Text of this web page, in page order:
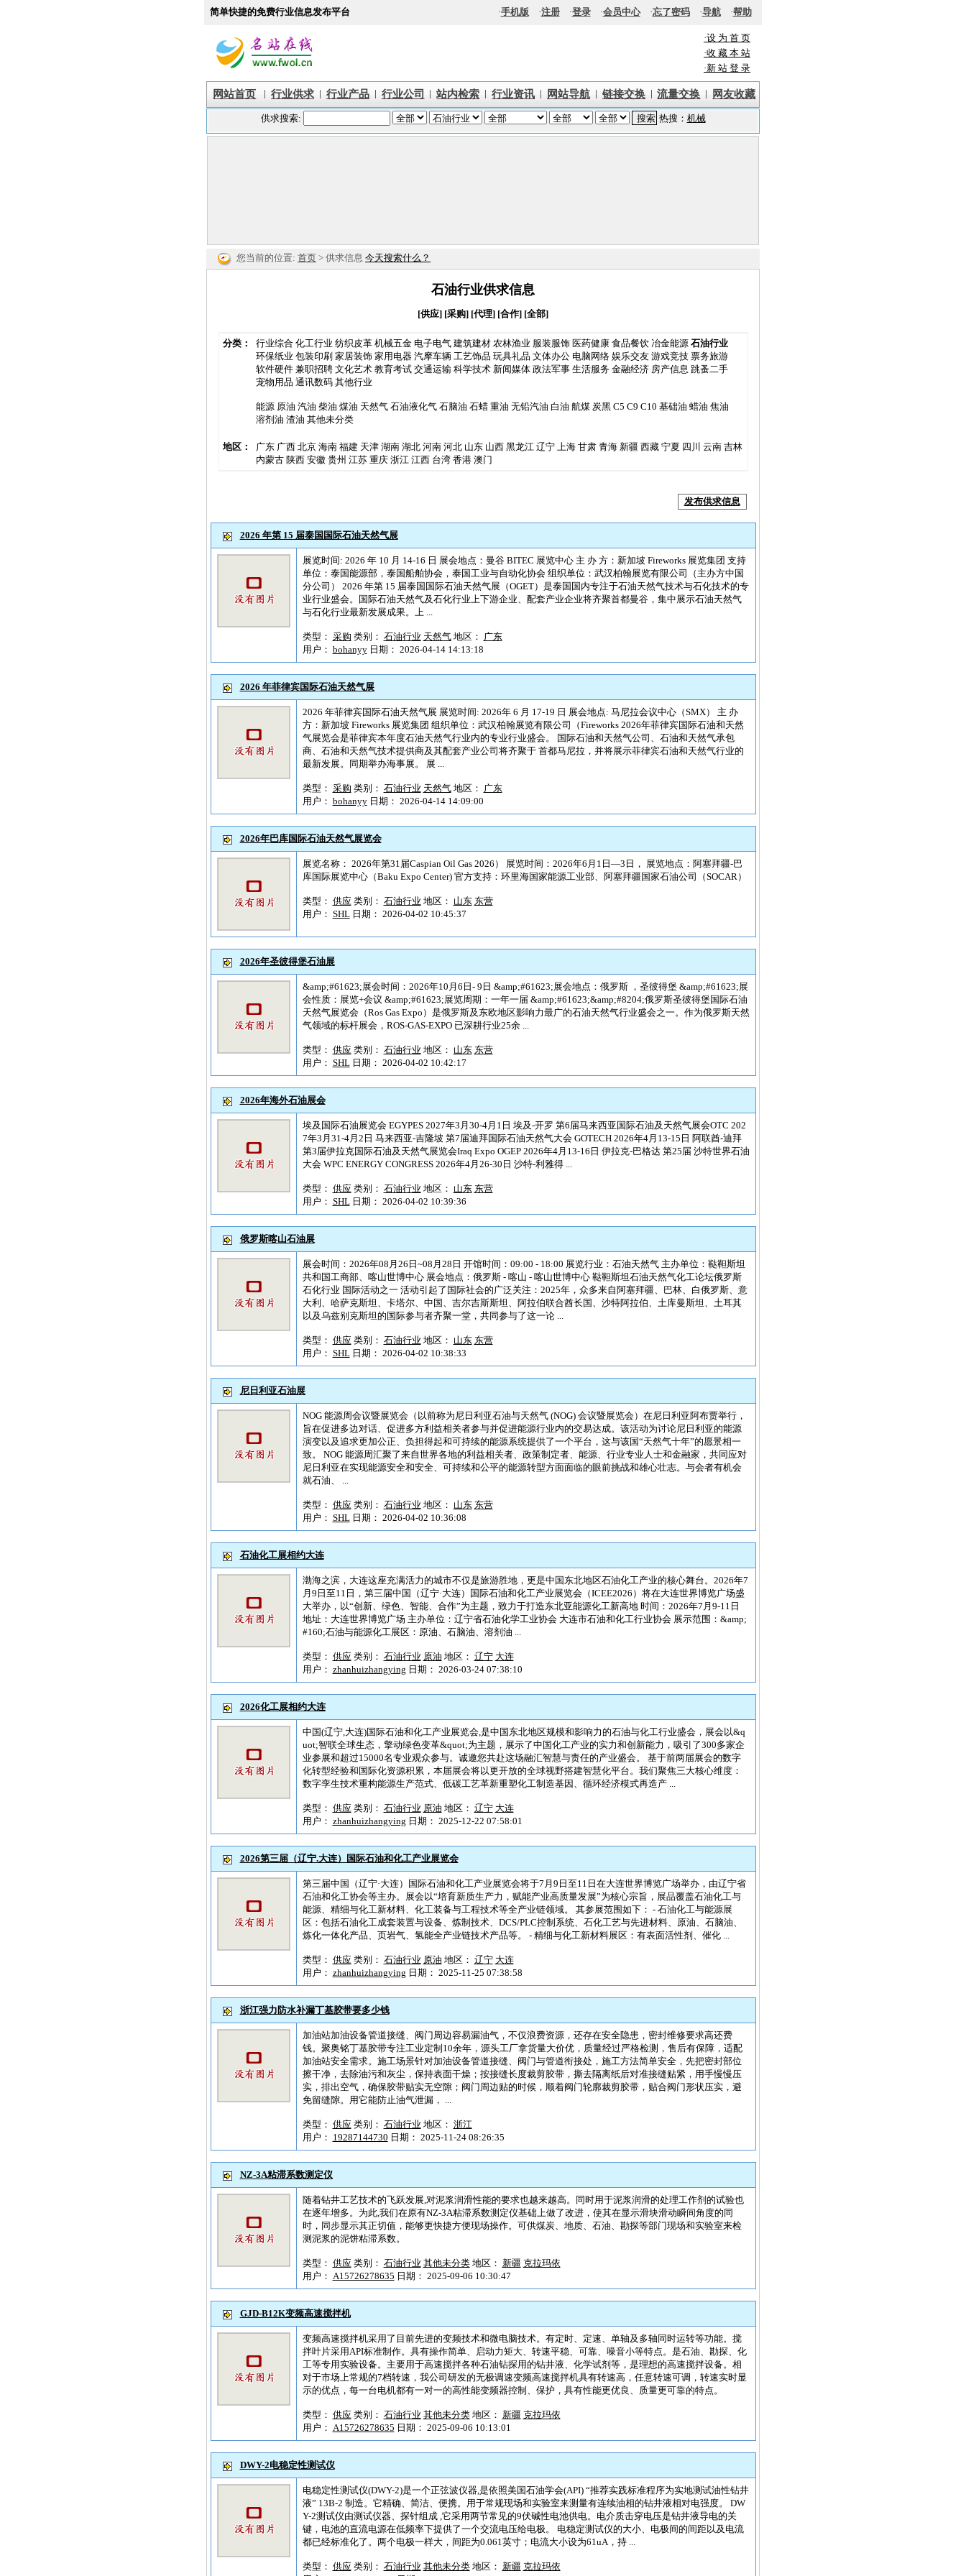
简单快捷的免费行业信息发布平台 ·手机版 ·注册·登录·会员中心·忘了密码·导航·帮助
·设 为 首 页
·收 藏 本 站
·新 站 登 录
网站首页 | 行业供求 | 行业产品 | 行业公司 | 站内检索 | 行业资讯 | 网站导航 | 链接交换 | 流量交换 | 网友收藏
您当前的位置: 首页 > 供求信息 今天搜索什么？
石油行业供求信息
[供应] [采购] [代理] [合作] [全部]
分类： 行业综合 化工行业 纺织皮革 机械五金 电子电气 建筑建材 农林渔业 服装服饰 医药健康 食品餐饮 冶金能源 石油行业
环保纸业 包装印刷 家居装饰 家用电器 汽摩车辆 工艺饰品 玩具礼品 文体办公 电脑网络 娱乐交友 游戏竞技 票务旅游
软件硬件 兼职招聘 文化艺术 教育考试 交通运输 科学技术 新闻媒体 政法军事 生活服务 金融经济 房产信息 跳蚤二手
宠物用品 通讯数码 其他行业
能源 原油 汽油 柴油 煤油 天然气 石油液化气 石脑油 石蜡 重油 无铅汽油 白油 航煤 炭黑 C5 C9 C10 基础油 蜡油 焦油
溶剂油 渣油 其他未分类
地区： 广东 广西 北京 海南 福建 天津 湖南 湖北 河南 河北 山东 山西 黑龙江 辽宁 上海 甘肃 青海 新疆 西藏 宁夏 四川 云南 吉林
内蒙古 陕西 安徽 贵州 江苏 重庆 浙江 江西 台湾 香港 澳门
发布供求信息
2026 年第 15 届泰国国际石油天然气展
展览时间: 2026 年 10 月 14-16 日 展会地点：曼谷 BITEC 展览中心 主 办 方：新加坡 Fireworks 展览集团 支持
单位：泰国能源部，泰国船舶协会，泰国工业与自动化协会 组织单位：武汉柏翰展览有限公司（主办方中国
分公司） 2026 年第 15 届泰国国际石油天然气展（OGET）是泰国国内专注于石油天然气技术与石化技术的专
业行业盛会。国际石油天然气及石化行业上下游企业、配套产业企业将齐聚首都曼谷，集中展示石油天然气
与石化行业最新发展成果。上 ...
类型： 采购 类别： 石油行业 天然气地区： 广东
用户： bohanyy日期： 2026-04-14 14:13:18
2026 年菲律宾国际石油天然气展
2026 年菲律宾国际石油天然气展 展览时间: 2026年 6 月 17-19 日 展会地点: 马尼拉会议中心（SMX） 主 办
方：新加坡 Fireworks 展览集团 组织单位：武汉柏翰展览有限公司（Fireworks 2026年菲律宾国际石油和天然
气展览会是菲律宾本年度石油天然气行业内的专业行业盛会。 国际石油和天然气公司、石油和天然气承包
商、石油和天然气技术提供商及其配套产业公司将齐聚于 首都马尼拉，并将展示菲律宾石油和天然气行业的
最新发展。同期举办海事展。 展 ...
类型： 采购 类别： 石油行业 天然气地区： 广东
用户： bohanyy日期： 2026-04-14 14:09:00
2026年巴库国际石油天然气展览会
展览名称： 2026年第31届Caspian Oil Gas 2026） 展览时间：2026年6月1日—3日， 展览地点：阿塞拜疆-巴
库国际展览中心（Baku Expo Center) 官方支持：环里海国家能源工业部、阿塞拜疆国家石油公司（SOCAR）
类型： 供应类别： 石油行业 地区： 山东 东营
用户： SHL日期： 2026-04-02 10:45:37
2026年圣彼得堡石油展
&amp;#61623;展会时间：2026年10月6日- 9日 &amp;#61623;展会地点：俄罗斯 ，圣彼得堡 &amp;#61623;展
会性质：展览+会议 &amp;#61623;展览周期：一年一届 &amp;#61623;&amp;#8204;俄罗斯圣彼得堡国际石油
天然气展览会（Ros Gas Expo）是俄罗斯及东欧地区影响力最广的石油天然气行业盛会之一。作为俄罗斯天然
气领域的标杆展会，ROS-GAS-EXPO 已深耕行业25余 ...
类型： 供应类别： 石油行业 地区： 山东 东营
用户： SHL日期： 2026-04-02 10:42:17
2026年海外石油展会
埃及国际石油展览会 EGYPES 2027年3月30-4月1日 埃及-开罗 第6届马来西亚国际石油及天然气展会OTC 202
7年3月31-4月2日 马来西亚-吉隆坡 第7届迪拜国际石油天然气大会 GOTECH 2026年4月13-15日 阿联酋-迪拜
第3届伊拉克国际石油及天然气展览会Iraq Expo OGEP 2026年4月13-16日 伊拉克-巴格达 第25届 沙特世界石油
大会 WPC ENERGY CONGRESS 2026年4月26-30日 沙特-利雅得 ...
类型： 供应类别： 石油行业 地区： 山东 东营
用户： SHL日期： 2026-04-02 10:39:36
俄罗斯喀山石油展
展会时间：2026年08月26日~08月28日 开馆时间：09:00 - 18:00 展览行业：石油天然气 主办单位：鞑靼斯坦
共和国工商部、喀山世博中心 展会地点：俄罗斯 - 喀山 - 喀山世博中心 鞑靼斯坦石油天然气化工论坛俄罗斯
石化行业 国际活动之一 活动引起了国际社会的广泛关注：2025年，众多来自阿塞拜疆、巴林、白俄罗斯、意
大利、哈萨克斯坦、卡塔尔、中国、吉尔吉斯斯坦、阿拉伯联合酋长国、沙特阿拉伯、土库曼斯坦、土耳其
以及乌兹别克斯坦的国际参与者齐聚一堂，共同参与了这一论 ...
类型： 供应类别： 石油行业 地区： 山东 东营
用户： SHL日期： 2026-04-02 10:38:33
尼日利亚石油展
NOG 能源周会议暨展览会（以前称为尼日利亚石油与天然气 (NOG) 会议暨展览会）在尼日利亚阿布贾举行，
旨在促进多边对话、促进多方利益相关者参与并促进能源行业内的交易达成。该活动为讨论尼日利亚的能源
演变以及追求更加公正、负担得起和可持续的能源系统提供了一个平台，这与该国“天然气十年”的愿景相一
致。 NOG 能源周汇聚了来自世界各地的利益相关者、政策制定者、能源、行业专业人士和金融家，共同应对
尼日利亚在实现能源安全和安全、可持续和公平的能源转型方面面临的眼前挑战和雄心壮志。与会者有机会
就石油、 ...
类型： 供应类别： 石油行业 地区： 山东 东营
用户： SHL日期： 2026-04-02 10:36:08
石油化工展相约大连
渤海之滨，大连这座充满活力的城市不仅是旅游胜地，更是中国东北地区石油化工产业的核心舞台。2026年7
月9日至11日，第三届中国（辽宁·大连）国际石油和化工产业展览会（ICEE2026）将在大连世界博览广场盛
大举办，以“创新、绿色、智能、合作”为主题，致力于打造东北亚能源化工新高地 时间：2026年7月9-11日
地址：大连世界博览广场 主办单位：辽宁省石油化学工业协会 大连市石油和化工行业协会 展示范围：&amp;
#160;石油与能源化工展区：原油、石脑油、溶剂油 ...
类型： 供应类别： 石油行业 原油 地区： 辽宁 大连
用户： zhanhuizhangying 日期： 2026-03-24 07:38:10
2026化工展相约大连
中国(辽宁,大连)国际石油和化工产业展览会,是中国东北地区规模和影响力的石油与化工行业盛会，展会以&q
uot;智联全球生态，擎动绿色变革&quot;为主题，展示了中国化工产业的实力和创新能力，吸引了300多家企
业参展和超过15000名专业观众参与。诚邀您共赴这场融汇智慧与责任的产业盛会。 基于前两届展会的数字
化转型经验和国际化资源积累，本届展会将以更开放的全球视野搭建智慧化平台。我们聚焦三大核心维度：
数字孪生技术重构能源生产范式、低碳工艺革新重塑化工制造基因、循环经济模式再造产 ...
类型： 供应类别： 石油行业 原油 地区： 辽宁 大连
用户： zhanhuizhangying 日期： 2025-12-22 07:58:01
2026第三届（辽宁.大连）国际石油和化工产业展览会
第三届中国（辽宁·大连）国际石油和化工产业展览会将于7月9日至11日在大连世界博览广场举办，由辽宁省
石油和化工协会等主办。展会以“培育新质生产力，赋能产业高质量发展”为核心宗旨，展品覆盖石油化工与
能源、精细与化工新材料、化工装备与工程技术等全产业链领域。 其参展范围如下： - 石油化工与能源展
区：包括石油化工成套装置与设备、炼制技术、DCS/PLC控制系统、石化工艺与先进材料、原油、石脑油、
炼化一体化产品、页岩气、氢能全产业链技术产品等。 - 精细与化工新材料展区：有表面活性剂、催化 ...
类型： 供应类别： 石油行业 原油 地区： 辽宁 大连
用户： zhanhuizhangying 日期： 2025-11-25 07:38:58
浙江强力防水补漏丁基胶带要多少钱
加油站加油设备管道接缝、阀门周边容易漏油气，不仅浪费资源，还存在安全隐患，密封维修要求高还费
钱。聚奥铭丁基胶带专注工业定制10余年，源头工厂拿货量大价优，质量经过严格检测，售后有保障，适配
加油站安全需求。施工场景针对加油设备管道接缝、阀门与管道衔接处，施工方法简单安全，先把密封部位
擦干净，去除油污和灰尘，保持表面干燥；按接缝长度裁剪胶带，撕去隔离纸后对准接缝贴紧，用手慢慢压
实，排出空气，确保胶带贴实无空隙；阀门周边贴的时候，顺着阀门轮廓裁剪胶带，贴合阀门形状压实，避
免留缝隙。用它能防止油气泄漏， ...
类型： 供应类别： 石油行业 地区： 浙江
用户： 19287144730 日期： 2025-11-24 08:26:35
NZ-3A粘滞系数测定仪
随着钻井工艺技术的飞跃发展,对泥浆润滑性能的要求也越来越高。同时用于泥浆润滑的处理工作剂的试验也
在逐年增多。为此,我们在原有NZ-3A粘滞系数测定仪基础上做了改进，使其在显示滑块滑动瞬间角度的同
时，同步显示其正切值，能够更快捷方便现场操作。可供煤炭、地质、石油、勘探等部门现场和实验室来检
测泥浆的泥饼粘滞系数。
类型： 供应类别： 石油行业 其他未分类地区： 新疆 克拉玛依
用户： A15726278635 日期： 2025-09-06 10:30:47
GJD-B12K变频高速搅拌机
变频高速搅拌机采用了目前先进的变频技术和微电脑技术。有定时、定速、单轴及多轴同时运转等功能。搅
拌叶片采用API标准制作。具有操作简单、启动力矩大、转速平稳、可靠、噪音小等特点。是石油、勘探、化
工等专用实验设备。主要用于高速搅拌各种石油钻探用的钻井液、化学试剂等，是理想的高速搅拌设备。相
对于市场上常规的7档转速，我公司研发的无极调速变频高速搅拌机具有转速高，任意转速可调，转速实时显
示的优点，每一台电机都有一对一的高性能变频器控制、保护，具有性能更优良、质量更可靠的特点。
类型： 供应类别： 石油行业 其他未分类地区： 新疆 克拉玛依
用户： A15726278635 日期： 2025-09-06 10:13:01
DWY-2电稳定性测试仪
电稳定性测试仪(DWY-2)是一个正弦波仪器,是依照美国石油学会(API) “推荐实践标准程序为实地测试油性钻井
液” 13B-2 制造。它精确、简洁、便携。用于常规现场和实验室来测量有连续油相的钻井液相对电强度。 DW
Y-2测试仪由测试仪器、探针组成 ,它采用两节常见的9伏碱性电池供电。电介质击穿电压是钻井液导电的关
键，电池的直流电源在低频率下提供了一个交流电压给电极。 电稳定测试仪的大小、电极间的间距以及电流
都已经标准化了。两个电极一样大，间距为0.061英寸；电流大小设为61uA，持 ...
类型： 供应类别： 石油行业 其他未分类地区： 新疆 克拉玛依